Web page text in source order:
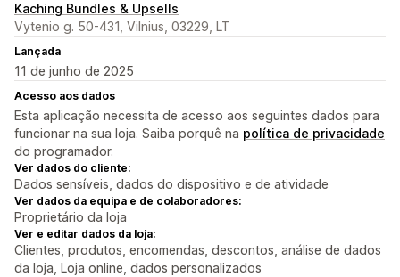
Kaching Bundles & Upsells
Vytenio g. 50-431, Vilnius, 03229, LT
Lançada
11 de junho de 2025
Acesso aos dados
Esta aplicação necessita de acesso aos seguintes dados para
funcionar na sua loja. Saiba porquê na política de privacidade
do programador.
Ver dados do cliente:
Dados sensíveis, dados do dispositivo e de atividade
Ver dados da equipa e de colaboradores:
Proprietário da loja
Ver e editar dados da loja:
Clientes, produtos, encomendas, descontos, análise de dados
da loja, Loja online, dados personalizados